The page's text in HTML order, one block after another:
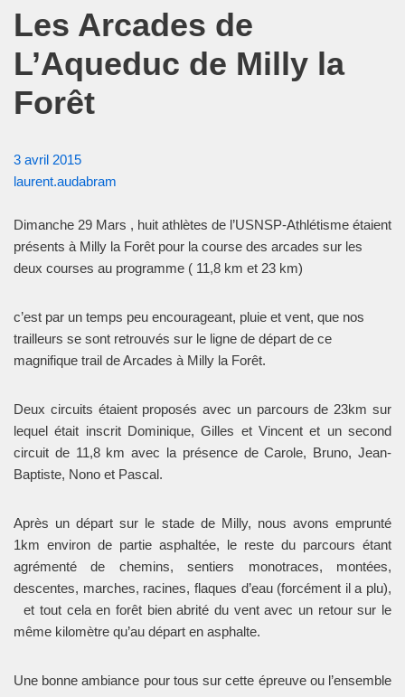
Les Arcades de
L’Aqueduc de Milly la
Forêt
3 avril 2015
laurent.audabram
Dimanche 29 Mars , huit athlètes de l’USNSP-Athlétisme étaient
présents à Milly la Forêt pour la course des arcades sur les
deux courses au programme ( 11,8 km et 23 km)
c’est par un temps peu encourageant, pluie et vent, que nos
trailleurs se sont retrouvés sur le ligne de départ de ce
magnifique trail de Arcades à Milly la Forêt.
Deux circuits étaient proposés avec un parcours de 23km sur
lequel était inscrit Dominique, Gilles et Vincent et un second
circuit de 11,8 km avec la présence de Carole, Bruno, Jean-
Baptiste, Nono et Pascal.
Après un départ sur le stade de Milly, nous avons emprunté
1km environ de partie asphaltée, le reste du parcours étant
agrémenté de chemins, sentiers monotraces, montées,
descentes, marches, racines, flaques d’eau (forcément il a plu),
et tout cela en forêt bien abrité du vent avec un retour sur le
même kilomètre qu’au départ en asphalte.
Une bonne ambiance pour tous sur cette épreuve ou l’ensemble